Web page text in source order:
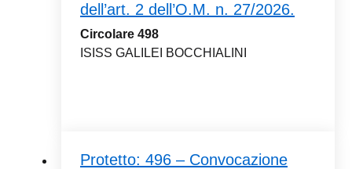
dell’art. 2 dell’O.M. n. 27/2026.
Circolare 498
ISISS GALILEI BOCCHIALINI
Protetto: 496 – Convocazione